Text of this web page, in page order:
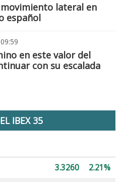
lateral en
español
en este valor del
con su escalada
IBEX 35
3.3260
2.21%